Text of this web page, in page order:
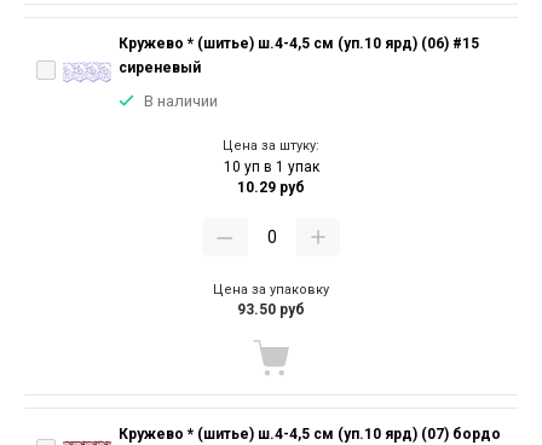
Кружево * (шитье) ш.4-4,5 см (уп.10 ярд) (06) #15
сиреневый
В наличии
Цена за штуку:
10 уп в 1 упак
10.29 руб
Цена за упаковку
93.50 руб
Кружево * (шитье) ш.4-4,5 см (уп.10 ярд) (07) бордо